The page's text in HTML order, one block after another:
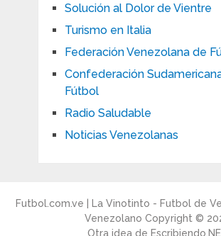
Solución al Dolor de Vientre
Turismo en Italia
Federación Venezolana de
Confederación
Fútbol
Radio Saludable
Noticias Venezolanas
Futbol.com.ve | La Vinotinto - Futbol de
Venezolano Copyright ©
Otra idea de